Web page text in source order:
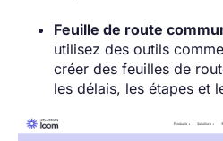
Feuille de route
utilisez des outils
créer des feuilles de
les délais, les étapes et